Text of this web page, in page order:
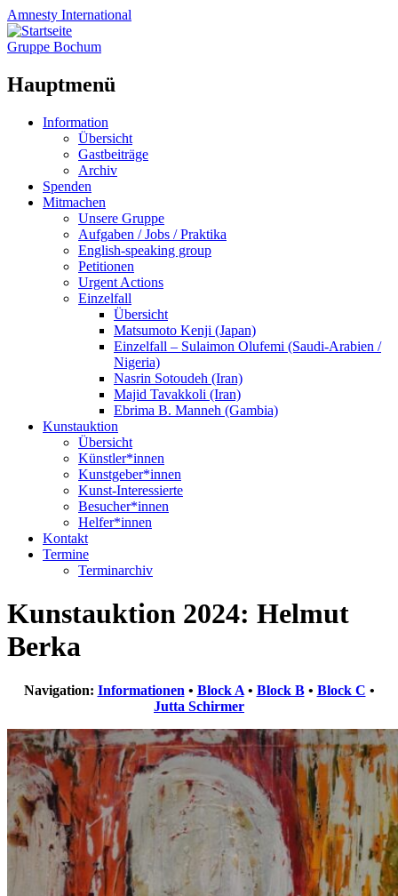
Amnesty International
Gruppe Bochum
Hauptmenü
Zum
Information
Übersicht
Gastbeiträge
Archiv
Spenden
Mitmachen
Unsere Gruppe
Aufgaben / Jobs / Praktika
English-speaking group
Petitionen
Urgent Actions
Einzelfall
Übersicht
Matsumoto Kenji (Japan)
Einzelfall – Sulaimon Olufemi (Saudi-Arabien /
Nigeria)
Nasrin Sotoudeh (Iran)
Majid Tavakkoli (Iran)
Ebrima B. Manneh (Gambia)
Kunstauktion
Übersicht
Künstler*innen
Kunstgeber*innen
Kunst-Interessierte
Besucher*innen
Helfer*innen
Kontakt
Termine
Terminarchiv
Kunstauktion 2024: Helmut
Berka
Navigation: Informationen • Block A• Block B• Block C •
Jutta Schirmer